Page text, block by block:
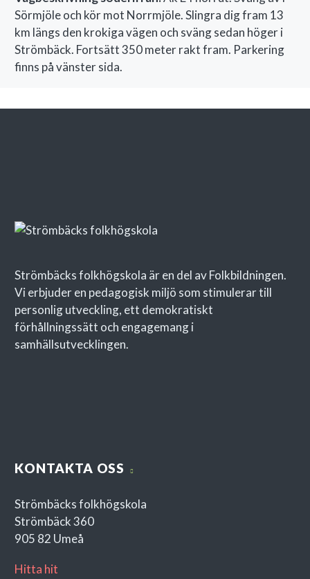
Sörmjöle och kör mot Norrmjöle. Slingra dig fram 13
km längs den krokiga vägen och sväng sedan höger i
Strömbäck. Fortsätt 350 meter rakt fram. Parkering
finns på vänster sida.
Strömbäcks folkhögskola är en del av Folkbildningen.
Vi erbjuder en pedagogisk miljö som stimulerar till
personlig utveckling, ett demokratiskt
förhållningssätt och engagemang i
samhällsutvecklingen.
KONTAKTA OSS
Strömbäcks folkhögskola
Strömbäck 360
905 82 Umeå
Hitta hit